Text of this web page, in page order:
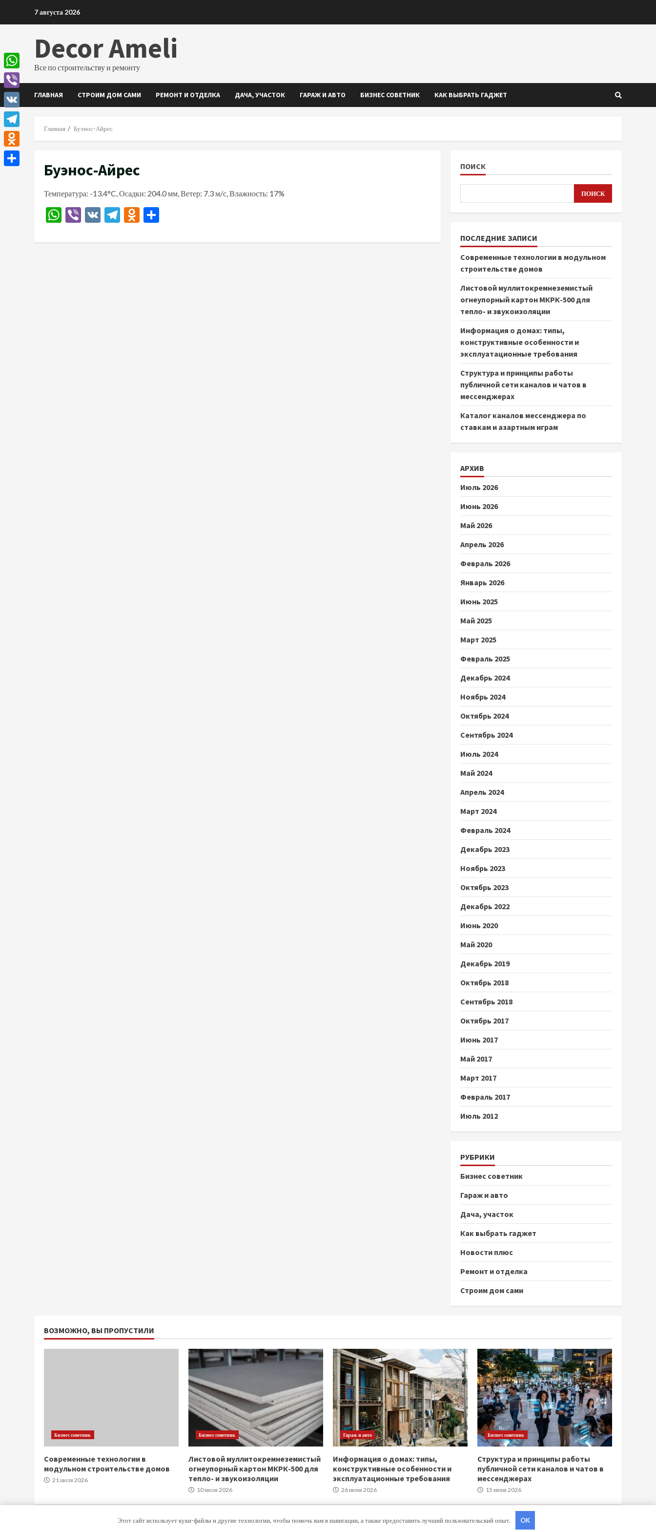
7 августа 2026
Decor Ameli
Все по строительству и ремонту
ГЛАВНАЯ СТРОИМ ДОМ САМИ РЕМОНТ И ОТДЕЛКА ДАЧА, УЧАСТОК ГАРАЖ И АВТО БИЗНЕС СОВЕТНИК КАК ВЫБРАТЬ ГАДЖЕТ
Главная Буэнос-Айрес
Буэнос-Айрес
Температура: -13.4°C, Осадки: 204.0 мм, Ветер: 7.3 м/с, Влажность: 17%
WhatsApp
Viber
VK Telegram
Odnoklassniki
ПОИСК
ПОИСК
ПОСЛЕДНИЕ ЗАПИСИ
Современные технологии в модульном
строительстве домов
Листовой муллитокремнеземистый
огнеупорный картон МКРК-500 для
тепло- и звукоизоляции
Информация о домах: типы,
конструктивные особенности и
эксплуатационные требования
Структура и принципы работы
публичной сети каналов и чатов в
мессенджерах
Каталог каналов мессенджера по
ставкам и азартным играм
АРХИВ
Июль 2026
Июнь 2026
Май 2026
Апрель 2026
Февраль 2026
Январь 2026
Июнь 2025
Май 2025
Март 2025
Февраль 2025
Декабрь 2024
Ноябрь 2024
Октябрь 2024
Сентябрь 2024
Июль 2024
Май 2024
Апрель 2024
Март 2024
Февраль 2024
Декабрь 2023
Ноябрь 2023
Октябрь 2023
Декабрь 2022
Июнь 2020
Май 2020
Декабрь 2019
Октябрь 2018
Сентябрь 2018
Октябрь 2017
Июнь 2017
Май 2017
Март 2017
Февраль 2017
Июль 2012
РУБРИКИ
Бизнес советник
Гараж и авто
Дача, участок
Как выбрать гаджет
Новости плюс
Ремонт и отделка
Строим дом сами
ВОЗМОЖНО, ВЫ ПРОПУСТИЛИ
Бизнес советник
Современные технологии в
модульном строительстве домов
21 июля 2026
Бизнес советник
Листовой муллитокремнеземистый
огнеупорный картон МКРК-500 для
тепло- и звукоизоляции
10 июля 2026
Гараж и авто
Информация о домах: типы,
конструктивные особенности и
эксплуатационные требования
26 июня 2026
Бизнес советник
Структура и принципы работы
публичной сети каналов и чатов в
мессенджерах
15 июня 2026
Copyright © Все права защищены.|MoreNewsот AF themes.
WhatsApp
Viber
VK
Telegram
Odnoklassniki
Этот сайт использует куки-файлы и другие технологии, чтобы помочь вам в навигации, а также предоставить лучший пользовательский опыт. OK